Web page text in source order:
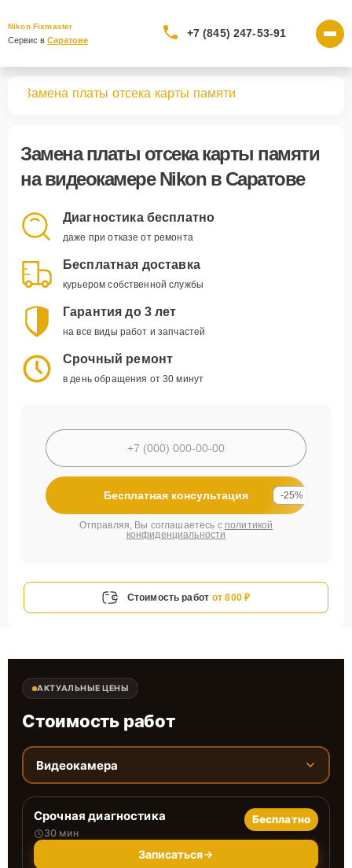
Nikon Fixmaster
Сервис в Саратове
+7 (845) 247-53-91
Замена платы отсека карты памяти
Замена платы отсека карты памяти
на видеокамере Nikon в Саратове
Диагностика бесплатно
даже при отказе от ремонта
Бесплатная доставка
курьером собственной службы
Гарантия до 3 лет
на все виды работ и запчастей
Срочный ремонт
в день обращения от 30 минут
Бесплатная консультация -25%
Отправляя, Вы соглашаетесь с политикой
конфиденциальности
Стоимость работ от 800 ₽
АКТУАЛЬНЫЕ ЦЕНЫ
Стоимость работ
Видеокамера
Срочная диагностика
30 мин
Бесплатно
Записаться